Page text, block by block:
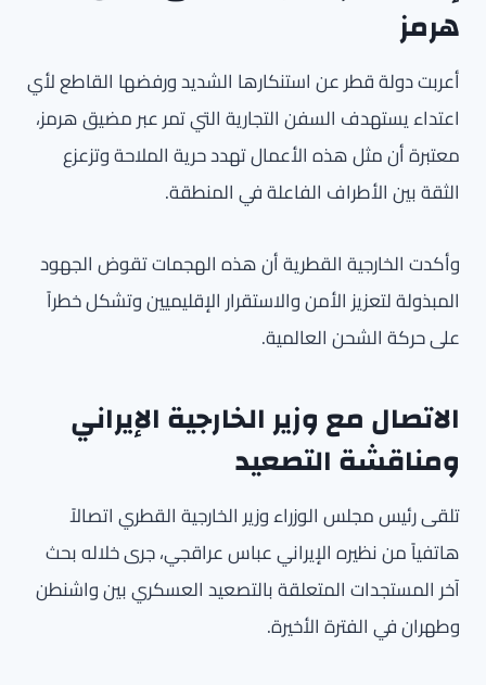
هرمز
أعربت دولة قطر عن استنكارها الشديد ورفضها القاطع لأي
اعتداء يستهدف السفن التجارية التي تمر عبر مضيق هرمز،
معتبرة أن مثل هذه الأعمال تهدد حرية الملاحة وتزعزع
الثقة بين الأطراف الفاعلة في المنطقة.
وأكدت الخارجية القطرية أن هذه الهجمات تقوض الجهود
المبذولة لتعزيز الأمن والاستقرار الإقليميين وتشكل خطراً
على حركة الشحن العالمية.
الاتصال مع وزير الخارجية الإيراني
ومناقشة التصعيد
تلقى رئيس مجلس الوزراء وزير الخارجية القطري اتصالاً
هاتفياً من نظيره الإيراني عباس عراقجي، جرى خلاله بحث
آخر المستجدات المتعلقة بالتصعيد العسكري بين واشنطن
وطهران في الفترة الأخيرة.